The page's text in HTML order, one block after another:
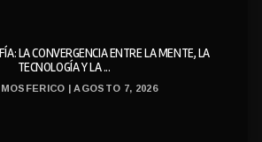
LA CONVERGENCIA ENTRE LA MENTE, LA
TECNOLOGÍA Y LA ...
| AGOSTO 7, 2026